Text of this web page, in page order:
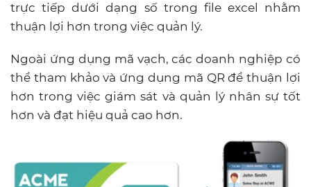
trực tiếp dưới dạng số trong file excel nhằm
thuận lợi hơn trong việc quản lý.
Ngoài ứng dụng mã vạch, các doanh nghiệp có
thể tham khảo và ứng dụng mã QR để thuận lợi
hơn trong việc giám sát và quản lý nhân sự tốt
hơn và đạt hiệu quả cao hơn.